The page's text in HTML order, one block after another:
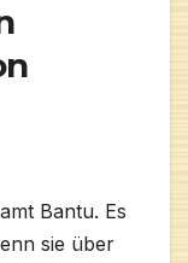
Bantu. Es
sie über